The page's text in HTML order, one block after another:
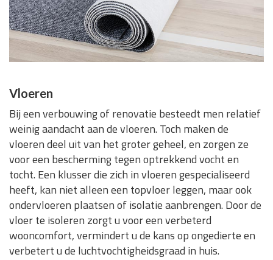
Vloeren
Bij een verbouwing of renovatie besteedt men relatief
weinig aandacht aan de vloeren. Toch maken de
vloeren deel uit van het groter geheel, en zorgen ze
voor een bescherming tegen optrekkend vocht en
tocht. Een klusser die zich in vloeren gespecialiseerd
heeft, kan niet alleen een topvloer leggen, maar ook
ondervloeren plaatsen of isolatie aanbrengen. Door de
vloer te isoleren zorgt u voor een verbeterd
wooncomfort, vermindert u de kans op ongedierte en
verbetert u de luchtvochtigheidsgraad in huis.